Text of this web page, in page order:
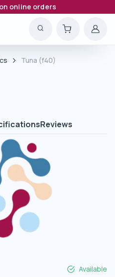
online orders
Tuna (f40)
Reviews
Available